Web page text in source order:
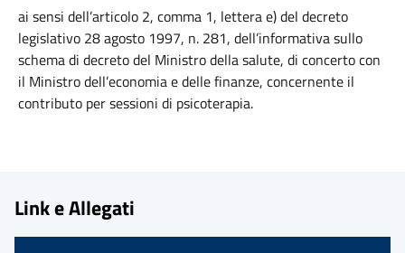
ai sensi dell’articolo 2, comma 1, lettera e) del decreto
legislativo 28 agosto 1997, n. 281, dell’informativa sullo
schema di decreto del Ministro della salute, di concerto con
il Ministro dell’economia e delle finanze, concernente il
contributo per sessioni di psicoterapia.
Link e Allegati